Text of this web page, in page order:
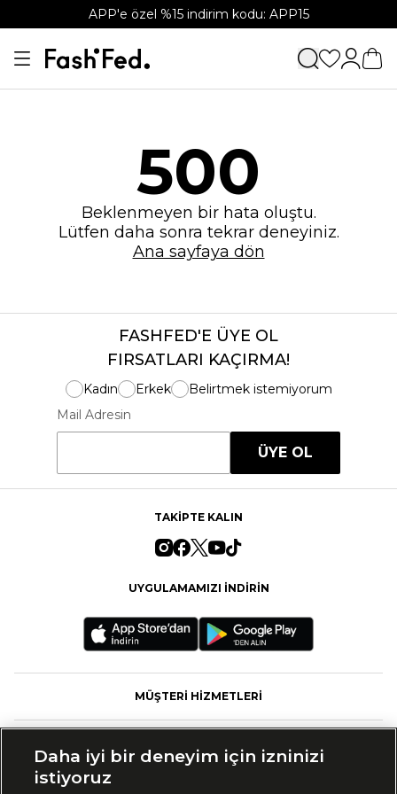
APP'e özel %15 indirim kodu: APP15
500
Beklenmeyen bir hata oluştu.
Lütfen daha sonra tekrar deneyiniz.
Ana sayfaya dön
FASHFED'E ÜYE OL
FIRSATLARI KAÇIRMA!
Kadın Erkek
Belirtmek istemiyorum
Mail Adresin
ÜYE OL
TAKİPTE KALIN
UYGULAMAMIZI İNDİRİN
MÜŞTERİ HİZMETLERİ
Daha iyi bir deneyim için izninizi
istiyoruz